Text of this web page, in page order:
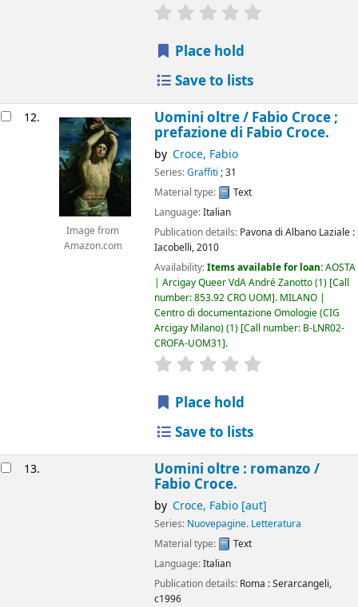
star rating
Place hold
Save to lists
12.
Image from
Amazon.com
Uomini oltre / Fabio Croce ;
prefazione di Fabio Croce.
by Croce, Fabio
Series:Graffiti ; 31
Material type:
Text
Language:Italian
Publication details: Pavona di Albano Laziale :
Iacobelli,2010
Availability:Items available for loan:AOSTA
| Arcigay Queer VdA André Zanotto(1) Call
number:853.92 CRO UOM . MILANO |
Centro di documentazione Omologie (CIG
Arcigay Milano)(1) Call number: B-LNR02-
CROFA-UOM31 .
star rating
Place hold
Save to lists
13. Uomini oltre : romanzo /
Fabio Croce.
by Croce, Fabio[aut]
Series: Nuovepagine. Letteratura
Material type:
Text
Language:Italian
Publication details: Roma :Serarcangeli,
c1996